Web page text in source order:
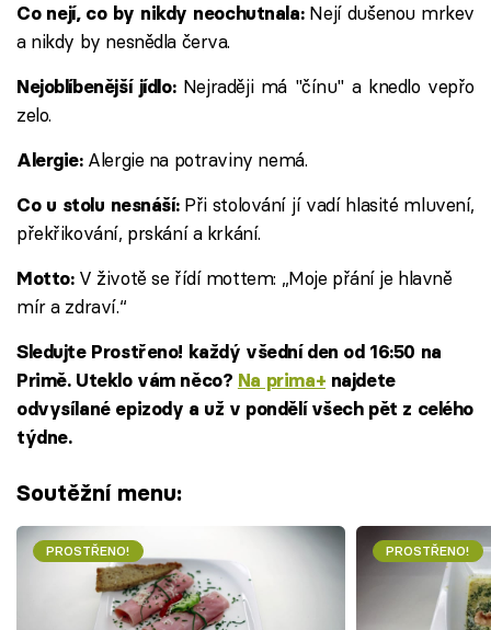
Co nejí, co by nikdy neochutnala: Nejí dušenou mrkev
a nikdy by nesnědla červa.
Nejoblíbenější jídlo: Nejraději má "čínu" a knedlo vepřo
zelo.
Alergie: Alergie na potraviny nemá.
Co u stolu nesnáší:Při stolování jí vadí hlasité mluvení,
překřikování, prskání a krkání.
Motto: V životě se řídí mottem: „Moje přání je hlavně
mír a zdraví.“
Sledujte Prostřeno! každý všední den od 16:50 na
Primě. Uteklo vám něco? Na prima+ najdete
odvysílané epizody a už v pondělí všech pět z celého
týdne.
Soutěžní menu:
PROSTŘENO! PROSTŘENO!